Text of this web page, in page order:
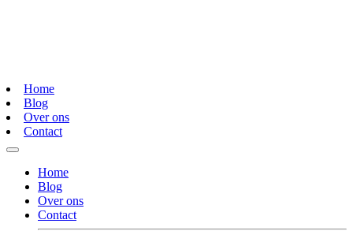
Home
Blog
Over ons
Contact
Home
Blog
Over ons
Contact